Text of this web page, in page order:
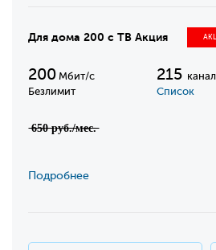
Для дома 200 с ТВ Акция
200 Мбит/с
Безлимит
215
Список
̶6̶5̶0̶ ̶р̶у̶б̶.̶/̶м̶е̶с̶.̶
Подробнее